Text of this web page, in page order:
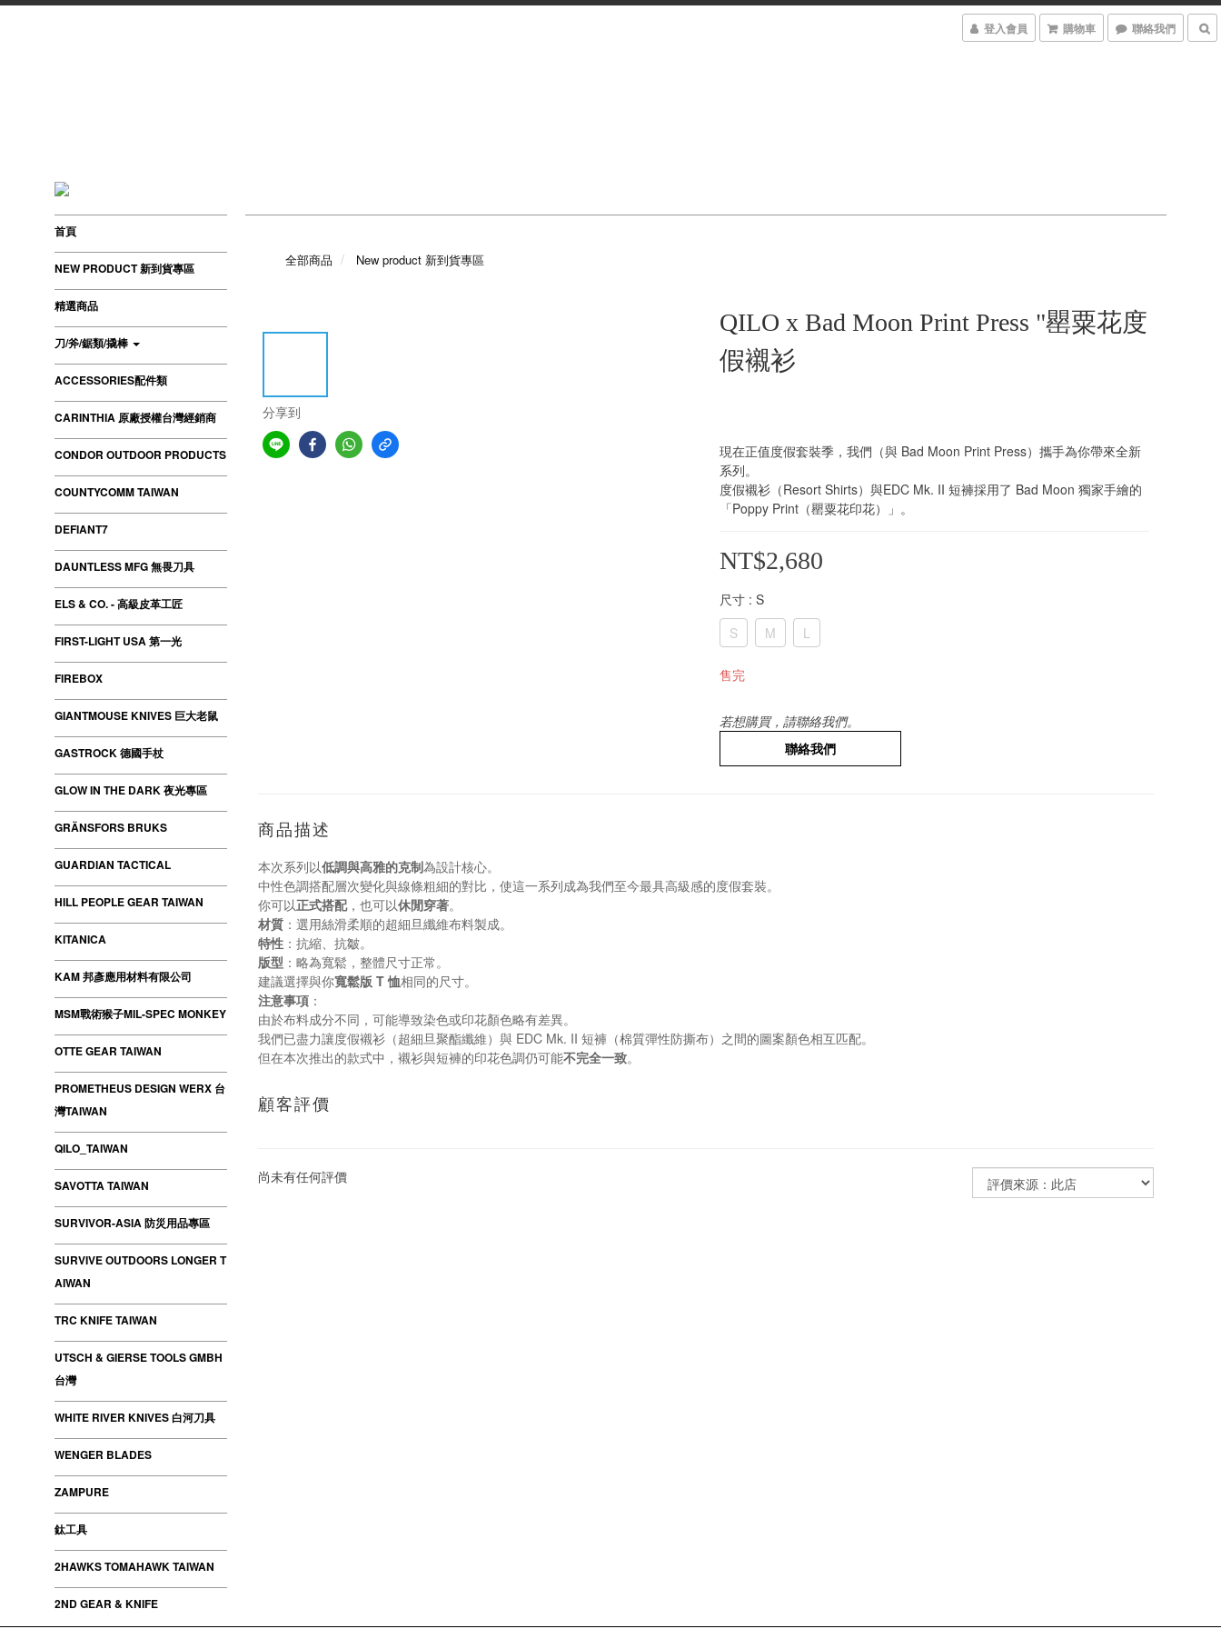
登入會員 購物車 聯絡我們
首頁
NEW PRODUCT 新到貨專區
精選商品
刀/斧/鋸類/撬棒
ACCESSORIES配件類
CARINTHIA 原廠授權台灣經銷商
CONDOR OUTDOOR PRODUCTS
COUNTYCOMM TAIWAN
DEFIANT7
DAUNTLESS MFG 無畏刀具
ELS & CO. - 高級皮革工匠
FIRST-LIGHT USA 第一光
FIREBOX
GIANTMOUSE KNIVES 巨大老鼠
GASTROCK 德國手杖
GLOW IN THE DARK 夜光專區
GRÄNSFORS BRUKS
GUARDIAN TACTICAL
HILL PEOPLE GEAR TAIWAN
KITANICA
KAM 邦彥應用材料有限公司
MSM戰術猴子MIL-SPEC MONKEY
OTTE GEAR TAIWAN
PROMETHEUS DESIGN WERX 台
灣TAIWAN
QILO_TAIWAN
SAVOTTA TAIWAN
SURVIVOR-ASIA 防災用品專區
SURVIVE OUTDOORS LONGER T
AIWAN
TRC KNIFE TAIWAN
UTSCH & GIERSE TOOLS GMBH
台灣
WHITE RIVER KNIVES 白河刀具
WENGER BLADES
ZAMPURE
鈦工具
2HAWKS TOMAHAWK TAIWAN
2ND GEAR & KNIFE
全部商品 New product 新到貨專區
分享到
QILO x Bad Moon Print Press "罌粟花度
假襯衫
現在正值度假套裝季，我們（與 Bad Moon Print Press）攜手為你帶來全新
系列。
度假襯衫（Resort Shirts）與EDC Mk. II 短褲採用了 Bad Moon 獨家手繪的
「Poppy Print（罌粟花印花）」。
NT$2,680
尺寸 : S
S
M L
售完
若想購買，請聯絡我們。
聯絡我們
商品描述
本次系列以低調與高雅的克制為設計核心。
中性色調搭配層次變化與線條粗細的對比，使這一系列成為我們至今最具高級感的度假套裝。
你可以正式搭配，也可以休閒穿著。
材質 ：選用絲滑柔順的超細旦纖維布料製成。
特性 ：抗縮、抗皺。
版型 ：略為寬鬆，整體尺寸正常。
建議選擇與你寬鬆版 T 恤相同的尺寸。
注意事項 ：
由於布料成分不同，可能導致染色或印花顏色略有差異。
我們已盡力讓度假襯衫（超細旦聚酯纖維）與 EDC Mk. II 短褲（棉質彈性防撕布）之間的圖案顏色相互匹配。
但在本次推出的款式中，襯衫與短褲的印花色調仍可能不完全一致。
顧客評價
尚未有任何評價